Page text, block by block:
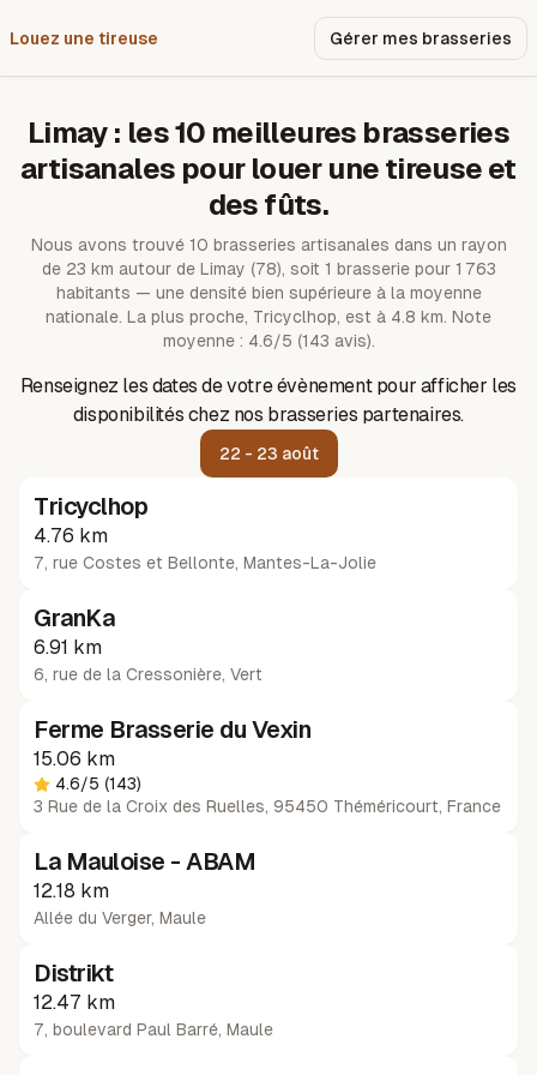
Louez une tireuse Gérer mes brasseries
Limay: les10 meilleures brasseries
artisanales pour louer une tireuse et
des fûts.
Nous avons trouvé 10 brasseries artisanales dans un rayon
de 23 km autour de Limay (78), soit 1 brasserie pour 1 763
habitants — une densité bien supérieure à la moyenne
nationale. La plus proche, Tricyclhop, est à 4.8 km. Note
moyenne : 4.6/5 (143 avis).
Renseignez les dates de votre évènement pour afficher les
disponibilités chez nos brasseries partenaires.
22 - 23 août
Tricyclhop
4.76 km
7, rue Costes et Bellonte, Mantes-La-Jolie
GranKa
6.91 km
6, rue de la Cressonière, Vert
Ferme Brasserie du Vexin
15.06 km
4.6/5 (143)
3 Rue de la Croix des Ruelles, 95450 Théméricourt, France
La Mauloise - ABAM
12.18 km
Allée du Verger, Maule
Distrikt
12.47 km
7, boulevard Paul Barré, Maule